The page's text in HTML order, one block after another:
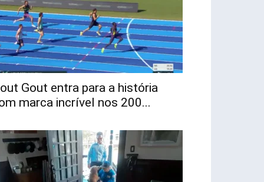
Gout entra para a história
marca incrível nos 200...